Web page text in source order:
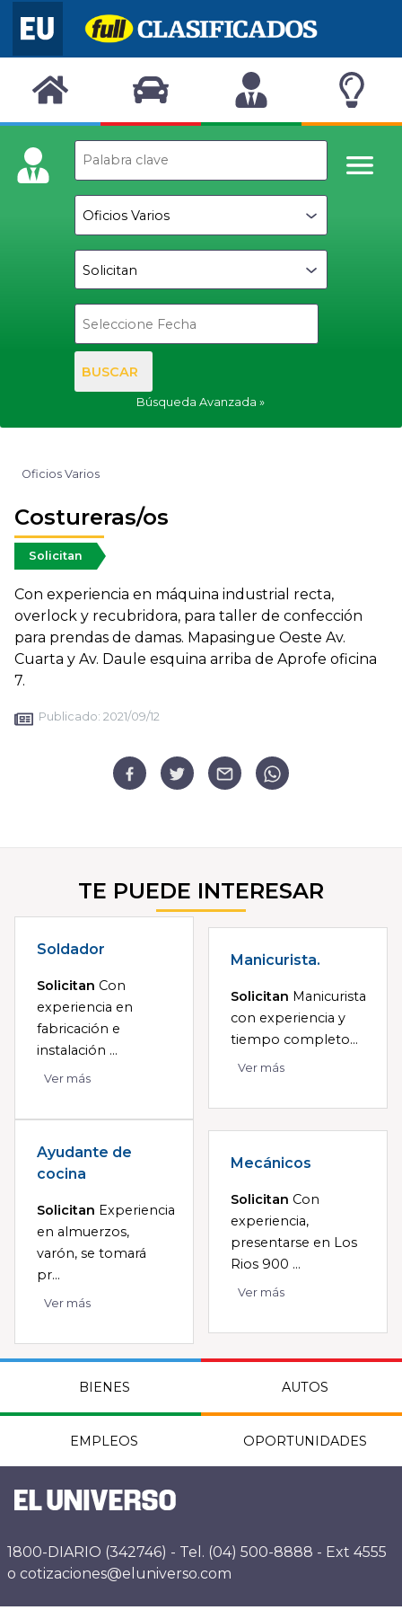
BUSCAR
Búsqueda Avanzada
Oficios Varios
Costureras/os
Solicitan
Con experiencia en máquina industrial recta,
overlock y recubridora, para taller de confección
para prendas de damas. Mapasingue Oeste Av.
Cuarta y Av. Daule esquina arriba de Aprofe oficina
7.
Publicado: 2021/09/12
TE PUEDE INTERESAR
Soldador
Solicitan Con
experiencia en
fabricación e
instalación ...
Ver más
Manicurista.
Solicitan Manicurista
con experiencia y
tiempo completo...
Ver más
Ayudante de
cocina
Solicitan Experiencia
en almuerzos,
varón, se tomará
pr...
Ver más
Mecánicos
Solicitan Con
experiencia,
presentarse en Los
Rios 900 ...
Ver más
BIENES AUTOS
EMPLEOS OPORTUNIDADES
1800-DIARIO (342746) - Tel. (04) 500-8888 - Ext 4555
o cotizaciones@eluniverso.com